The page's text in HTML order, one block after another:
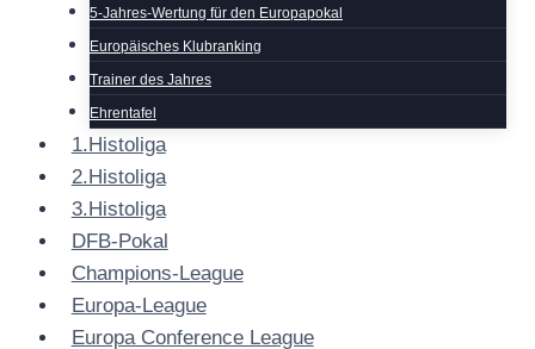
5-Jahres-Wertung für den Europapokal
Europäisches Klubranking
Trainer des Jahres
Ehrentafel
1.Histoliga
2.Histoliga
3.Histoliga
DFB-Pokal
Champions-League
Europa-League
Europa Conference League